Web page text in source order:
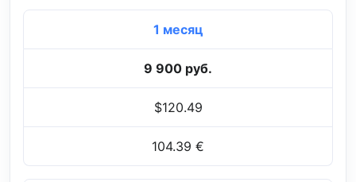
1 месяц
9 900 руб.
$120.49
104.39 €